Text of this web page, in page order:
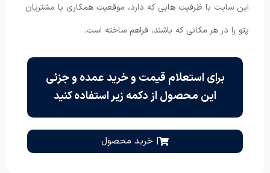
این سایت با ظرفیت هایی که دارد، موقعیت همکاری با مشتریان
پتو را در هر مکانی که باشند، فراهم ساخته است.
برای استعلام قیمت و خرید عمده و جزئی
این محصول از دکمه زیر استفاده کنید
| خرید محصول